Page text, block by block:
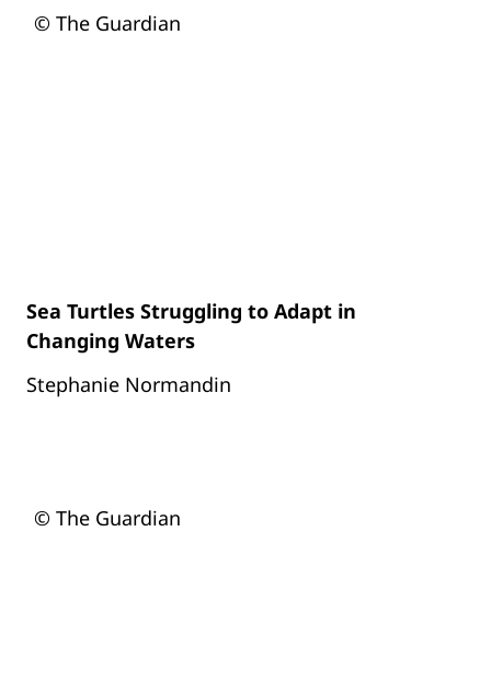
© The Guardian
Sea Turtles Struggling to Adapt in
Changing Waters
Stephanie Normandin
© The Guardian